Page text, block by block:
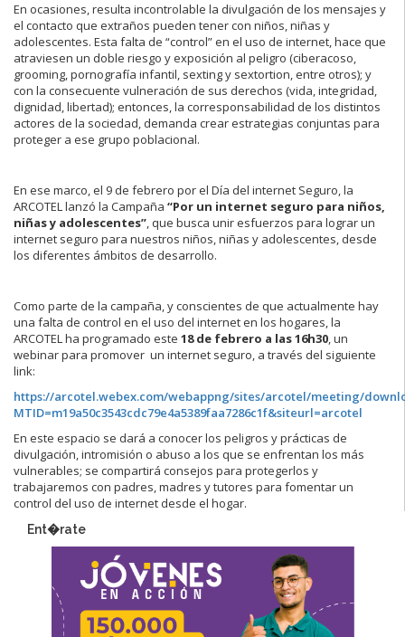
En ocasiones, resulta incontrolable la divulgación de los mensajes y
el contacto que extraños pueden tener con niños, niñas y
adolescentes. Esta falta de “control” en el uso de internet, hace que
atraviesen un doble riesgo y exposición al peligro (ciberacoso,
grooming, pornografía infantil, sexting y sextortion, entre otros); y
con la consecuente vulneración de sus derechos (vida, integridad,
dignidad, libertad); entonces, la corresponsabilidad de los distintos
actores de la sociedad, demanda crear estrategias conjuntas para
proteger a ese grupo poblacional.
En ese marco, el 9 de febrero por el Día del internet Seguro, la
ARCOTEL lanzó la Campaña “Por un internet seguro para niños,
niñas y adolescentes”, que busca unir esfuerzos para lograr un
internet seguro para nuestros niños, niñas y adolescentes, desde
los diferentes ámbitos de desarrollo.
Como parte de la campaña, y conscientes de que actualmente hay
una falta de control en el uso del internet en los hogares, la
ARCOTEL ha programado este 18 de febrero a las 16h30, un
webinar para promover un internet seguro, a través del siguiente
link:
https://arcotel.webex.com/webappng/sites/arcotel/meeting/
MTID=m19a50c3543cdc79e4a5389faa7286c1f&siteurl=arcotel
En este espacio se dará a conocer los peligros y prácticas de
divulgación, intromisión o abuso a los que se enfrentan los más
vulnerables; se compartirá consejos para protegerlos y
trabajaremos con padres, madres y tutores para fomentar un
control del uso de internet desde el hogar.
Ent�rate